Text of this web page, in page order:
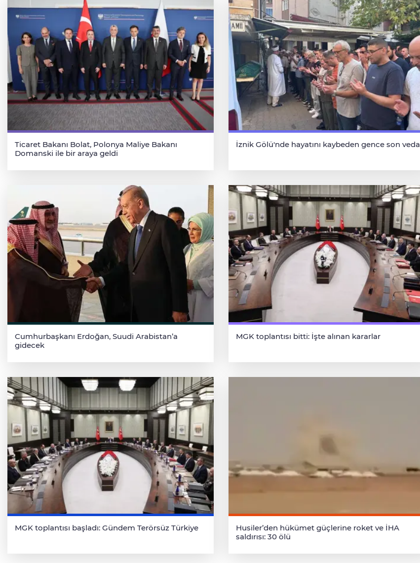
Ticaret Bakanı Bolat, Polonya Maliye Bakanı
Domanski ile bir araya geldi
İznik Gölü'nde hayatını kaybeden gence son veda
Cumhurbaşkanı Erdoğan, Suudi Arabistan’a
gidecek
MGK toplantısı bitti: İşte alınan kararlar
MGK toplantısı başladı: Gündem Terörsüz Türkiye
Husiler’den hükümet güçlerine roket ve İHA
saldırısı: 30 ölü